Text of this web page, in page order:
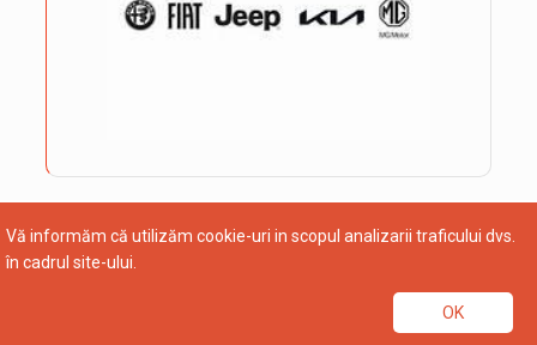
Vă informăm că utilizăm cookie-uri in scopul analizarii traficului dvs.
în cadrul site-ului.
OK